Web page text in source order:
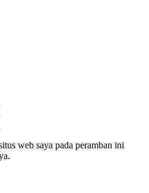
web saya pada peramban ini